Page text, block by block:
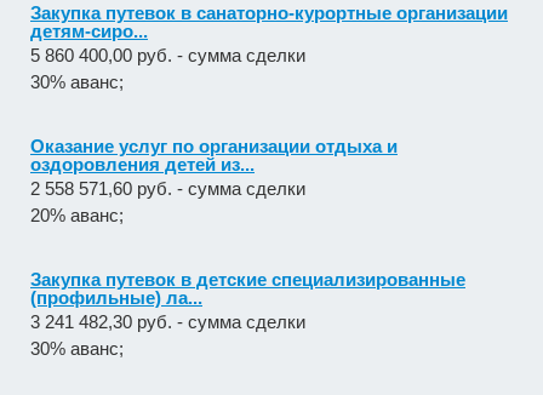
Закупка путевок в санаторно-курортные организации
детям-сиро...
5 860 400,00 руб. - сумма сделки
30% аванс;
Оказание услуг по организации отдыха и
оздоровления детей из...
2 558 571,60 руб. - сумма сделки
20% аванс;
Закупка путевок в детские специализированные
(профильные) ла...
3 241 482,30 руб. - сумма сделки
30% аванс;